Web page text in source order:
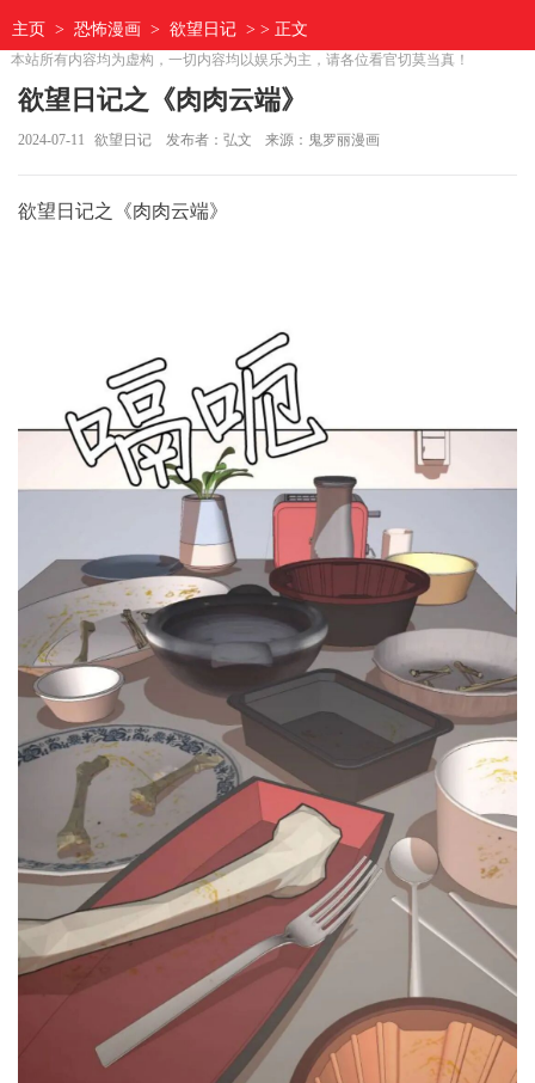
主页 > 恐怖漫画 > 欲望日记 > > 正文
本站所有内容均为虚构，一切内容均以娱乐为主，请各位看官切莫当真！
欲望日记之《肉肉云端》
2024-07-11 欲望日记 发布者：弘文 来源：鬼罗丽漫画
欲望日记之《肉肉云端》